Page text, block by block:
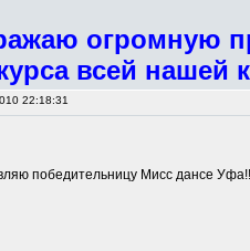
огромную
всей нашей
22:18:31
победительницу Мисс дансе